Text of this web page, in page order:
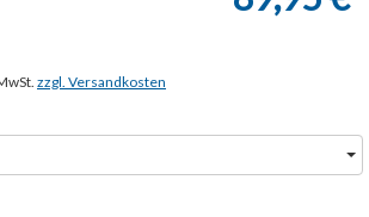
zzgl. Versandkosten